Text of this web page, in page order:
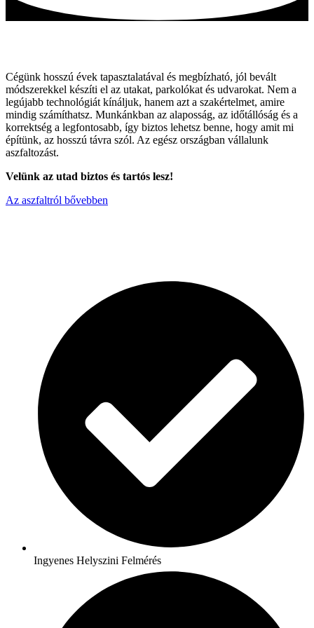
Cégünk hosszú évek tapasztalatával és megbízható, jól bevált
módszerekkel készíti el az utakat, parkolókat és udvarokat. Nem a
legújabb technológiát kínáljuk, hanem azt a szakértelmet, amire
mindig számíthatsz. Munkánkban az alaposság, az időtállóság és a
korrektség a legfontosabb, így biztos lehetsz benne, hogy amit mi
építünk, az hosszú távra szól. Az egész országban vállalunk
aszfaltozást.
Velünk az utad biztos és tartós lesz!
Az aszfaltról bővebben
Ingyenes Helyszini Felmérés